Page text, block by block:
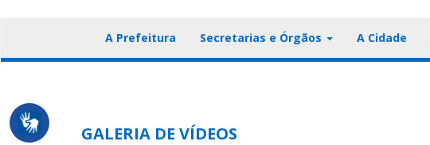
A Prefeitura Secretarias e Órgãos A Cidade
GALERIA DE VÍDEOS